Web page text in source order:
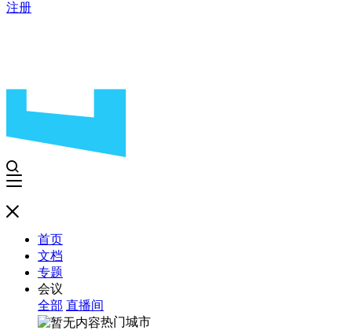
注册
首页
文档
专题
会议
全部 直播间
热门城市